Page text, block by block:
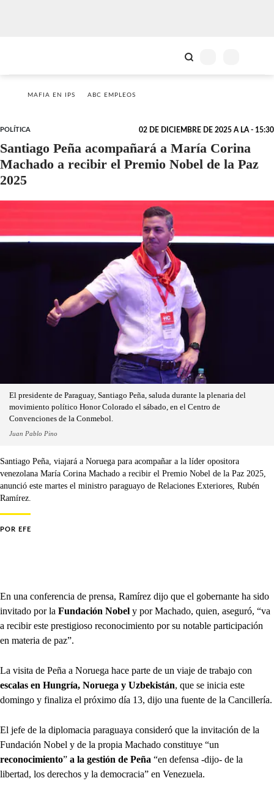
MAFIA EN IPS ABC EMPLEOS
POLÍTICA 02 DE DICIEMBRE DE 2025 A LA - 15:30
Santiago Peña acompañará a María Corina
Machado a recibir el Premio Nobel de la Paz
2025
El presidente de Paraguay, Santiago Peña, saluda durante la plenaria del
movimiento político Honor Colorado el sábado, en el Centro de
Convenciones de la Conmebol.
Juan Pablo Pino
Santiago Peña, viajará a Noruega para acompañar a la líder opositora
venezolana María Corina Machado a recibir el Premio Nobel de la Paz 2025,
anunció este martes el ministro paraguayo de Relaciones Exteriores, Rubén
Ramírez.
POR EFE
En una conferencia de prensa, Ramírez dijo que el gobernante ha sido
invitado por la Fundación Nobel y por Machado, quien, aseguró, “va
a recibir este prestigioso reconocimiento por su notable participación
en materia de paz”.
La visita de Peña a Noruega hace parte de un viaje de trabajo con
escalas en Hungría, Noruega y Uzbekistán, que se inicia este
domingo y finaliza el próximo día 13, dijo una fuente de la Cancillería.
El jefe de la diplomacia paraguaya consideró que la invitación de la
Fundación Nobel y de la propia Machado constituye “un
reconocimiento” a la gestión de Peña “en defensa -dijo- de la
libertad, los derechos y la democracia” en Venezuela.